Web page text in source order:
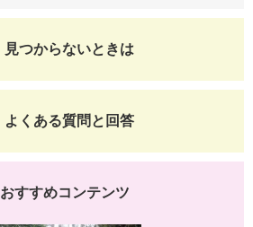
見つからないときは
よくある質問と回答
おすすめコンテンツ